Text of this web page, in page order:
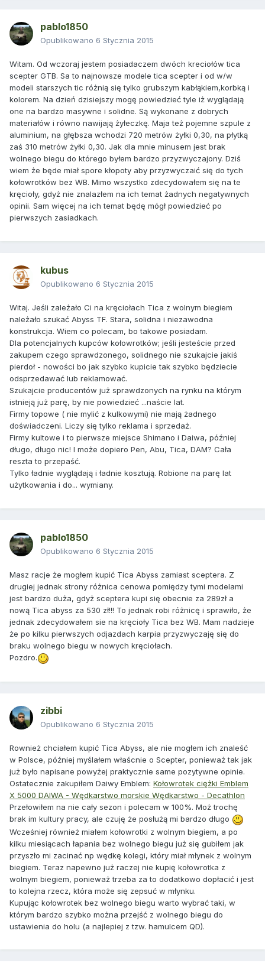
pablo1850
Opublikowano 6 Stycznia 2015
Witam. Od wczoraj jestem posiadaczem dwóch kreciołów tica
scepter GTB. Sa to najnowsze modele tica scepter i od w/w
modeli starszych tic różnią się tylko grubszym kabłąkiem,korbką i
kolorem. Na dzień dzisiejszy mogę powiedzieć tyle iż wyglądają
one na bardzo masywne i solidne. Są wykonane z dobrych
materiałów i równo nawijają żyłeczkę. Maja też pojemne szpule z
aluminium, na głębsza wchodzi 720 metrów żyłki 0,30, na płytką
zaś 310 metrów żyłki 0,30. Jak dla mnie minusem jest brak
wolnego biegu do którego byłem bardzo przyzwyczajony. Dziś
wiem że będe miał spore kłopoty aby przyzwyczaić się do tych
kołowrotków bez WB. Mimo wszystko zdecydowałem się na te
kręcioły, gdyż nie znalazłem na ich temat żadnych negatywnych
opinii. Sam więcej na ich temat będę mógł powiedzieć po
pierwszych zasiadkach.
kubus
Opublikowano 6 Stycznia 2015
Witaj. Jeśli zależało Ci na kręciołach Tica z wolnym biegiem
należało szukać Abyss TF. Stara, solidna i niezawodna
konstrukcja. Wiem co polecam, bo takowe posiadam.
Dla potencjalnych kupców kołowrotków; jeśli jesteście przed
zakupem czego sprawdzonego, solidnego nie szukajcie jakiś
pierdoł - nowości bo jak szybko kupicie tak szybko będziecie
odsprzedawać lub reklamować.
Szukajcie producentów już sprawdzonych na rynku na którym
istnieją już parę, by nie powiedzieć ...naście lat.
Firmy topowe ( nie mylić z kulkowymi) nie mają żadnego
doświadczeni. Liczy się tylko reklama i sprzedaż.
Firmy kultowe i to pierwsze miejsce Shimano i Daiwa, później
długo, długo nic! I może dopiero Pen, Abu, Tica, DAM? Cała
reszta to przepaść.
Tylko ładnie wyglądają i ładnie kosztują. Robione na parę lat
użytkowania i do... wymiany.
pablo1850
Opublikowano 6 Stycznia 2015
Masz racje że mogłem kupić Tica Abyss zamiast sceptera. Z
drugiej jednak strony różnica cenowa pomiędzy tymi modelami
jest bardzo duża, gdyż sceptera kupi się obecnie za 289zł a
nową Tica abyss za 530 zł!!! To jednak robi różnicę i sprawiło, że
jednak zdecydowałem sie na kręcioły Tica bez WB. Mam nadzieje
że po kilku pierwszych odjazdach karpia przyzwyczaję się do
braku wolnego biegu w nowych kręciołach.
Pozdro.
zibbi
Opublikowano 6 Stycznia 2015
Rownież chciałem kupić Tica Abyss, ale nie mogłem ich znaleść
w Polsce, później myślałem właścnie o Scepter, ponieważ tak jak
już było napisane powyżej praktycznie same pozytywne opinie.
Ostatecznie zakupiłem Daiwy Emblem: Kołowrotek ciężki Emblem
X 5000 DAIWA - Wędkarstwo morskie Wędkarstwo - Decathlon
Przełowiłem na nie cały sezon i polecam w 100%. Moż trochę
brak im kultury pracy, ale czuję że posłużą mi bardzo długo
Wcześniej również miałem kołowrotki z wolnym biegiem, a po
kilku miesiącach łapania bez wolnego biegu już się gubiłem jak
przyszło mi zacinać np wędkę kolegi, który miał młynek z wolnym
biegiem. Teraz napewno już raczej nie kupię kołowrotka z
wolnym biegiem, ponieważ trzeba za to dodatkowo dopłacić i jest
to kolejna rzecz, która może się zepsuć w młynku.
Kupując kołowrotek bez wolnego biegu warto wybrać taki, w
którym bardzo szybko można przejść z wolnego biegu do
ustawienia do holu (a najlepiej z tzw. hamulcem QD).